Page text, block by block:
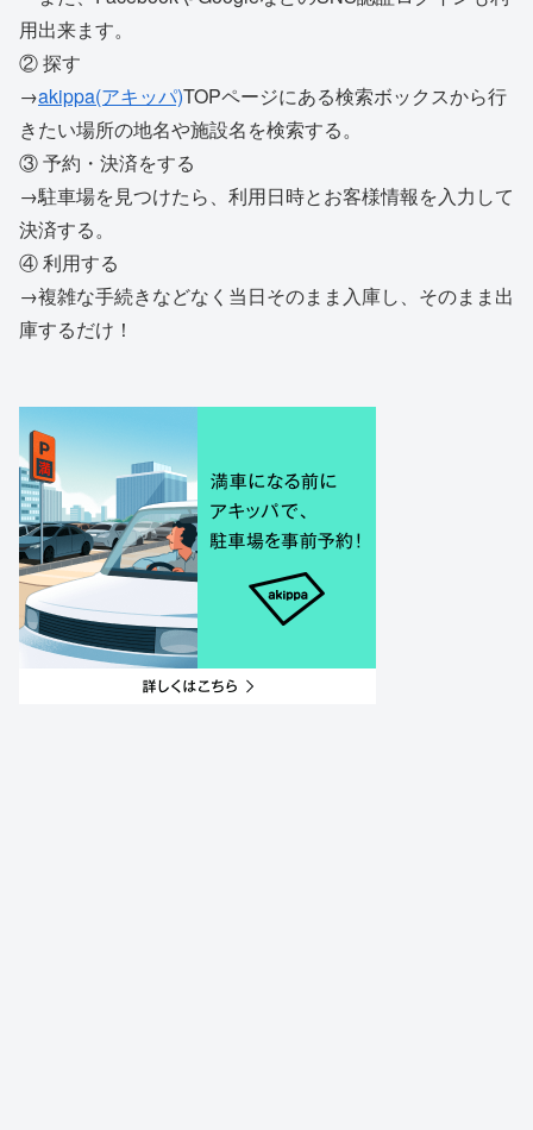
用出来ます。
② 探す
→akippa(アキッパ)TOPページにある検索ボックスから行
きたい場所の地名や施設名を検索する。
③ 予約・決済をする
→駐車場を見つけたら、利用日時とお客様情報を入力して
決済する。
④ 利用する
→複雑な手続きなどなく当日そのまま入庫し、そのまま出
庫するだけ！